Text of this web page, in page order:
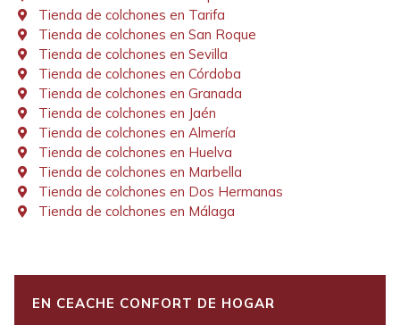
Tienda de colchones en Tarifa
Tienda de colchones en San Roque
Tienda de colchones en Sevilla
Tienda de colchones en Córdoba
Tienda de colchones en Granada
Tienda de colchones en Jaén
Tienda de colchones en Almería
Tienda de colchones en Huelva
Tienda de colchones en Marbella
Tienda de colchones en Dos Hermanas
Tienda de colchones en Málaga
EN CEACHE CONFORT DE HOGAR